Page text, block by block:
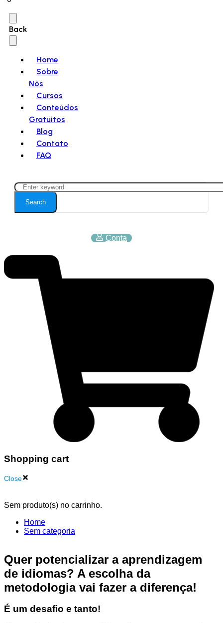
Back
Home
Sobre
Nós
Cursos
Conteúdos
Gratuitos
Blog
Contato
FAQ
Search
Conta
Shopping cart
Close
Sem produto(s) no carrinho.
Home
Sem categoria
Quer potencializar a aprendizagem
de idiomas? A escolha da
metodologia vai fazer a diferença!
É um desafio e tanto!